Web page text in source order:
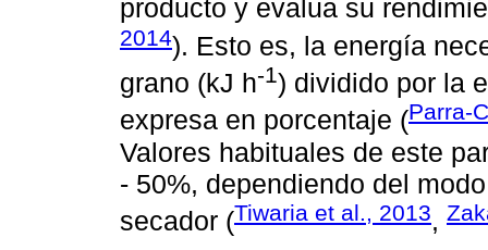
producto y evalua su
2014). Esto es, la energía
grano (kJ h-1) dividido por la
expresa en porcentaje (Parra-
Valores habituales de este
- 50%, dependiendo del
secador (Tiwaria et al., 2013,